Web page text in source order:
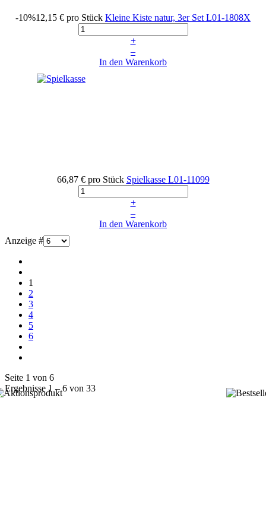
-10%12,15 € pro Stück Kleine Kiste natur, 3er Set L01-1808X
+
–
In den Warenkorb
66,87 € pro Stück Spielkasse L01-11099
+
–
In den Warenkorb
Anzeige #
1
2
3
4
5
6
Seite 1 von 6
Ergebnisse 1 – 6 von 33